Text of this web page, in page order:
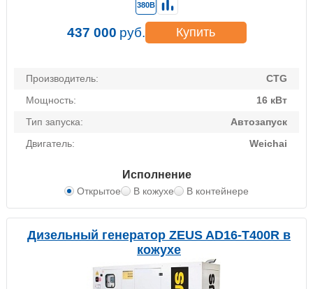
Производитель:
CTG
Мощность:
16 кВт
Тип запуска:
Автозапуск
Двигатель:
Weichai
Исполнение
Открытое В кожухе В контейнере
380В
437 000 руб. Купить
Дизельный генератор ZEUS AD16-T400R в
кожухе